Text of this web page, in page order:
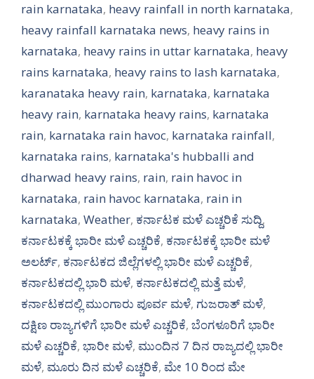
rain karnataka, heavy rainfall in north karnataka,
heavy rainfall karnataka news, heavy rains in
karnataka, heavy rains in uttar karnataka, heavy
rains karnataka, heavy rains to lash karnataka,
karanataka heavy rain, karnataka, karnataka
heavy rain, karnataka heavy rains, karnataka
rain, karnataka rain havoc, karnataka rainfall,
karnataka rains, karnataka's hubballi and
dharwad heavy rains, rain, rain havoc in
karnataka, rain havoc karnataka, rain in
karnataka, Weather, ಕರ್ನಾಟಕ ಮಳೆ ಎಚ್ಚರಿಕೆ ಸುದ್ದಿ,
ಕರ್ನಾಟಕಕ್ಕೆ ಭಾರೀ ಮಳೆ ಎಚ್ಚರಿಕೆ, ಕರ್ನಾಟಕಕ್ಕೆ ಭಾರೀ ಮಳೆ
ಅಲರ್ಟ್‌, ಕರ್ನಾಟಕದ ಜಿಲ್ಲೆಗಳಲ್ಲಿ ಭಾರೀ ಮಳೆ ಎಚ್ಚರಿಕೆ,
ಕರ್ನಾಟಕದಲ್ಲಿ ಭಾರಿ ಮಳೆ, ಕರ್ನಾಟಕದಲ್ಲಿ ಮತ್ತೆ ಮಳೆ,
ಕರ್ನಾಟಕದಲ್ಲಿ ಮುಂಗಾರು ಪೂರ್ವ ಮಳೆ, ಗುಜರಾತ್ ಮಳೆ,
ದಕ್ಷಿಣ ರಾಜ್ಯಗಳಿಗೆ ಭಾರೀ ಮಳೆ ಎಚ್ಚರಿಕೆ, ಬೆಂಗಳೂರಿಗೆ ಭಾರೀ
ಮಳೆ ಎಚ್ಚರಿಕೆ, ಭಾರೀ ಮಳೆ, ಮುಂದಿನ 7 ದಿನ ರಾಜ್ಯದಲ್ಲಿ ಭಾರೀ
ಮಳೆ, ಮೂರು ದಿನ ಮಳೆ ಎಚ್ಚರಿಕೆ, ಮೇ 10 ರಿಂದ ಮೇ